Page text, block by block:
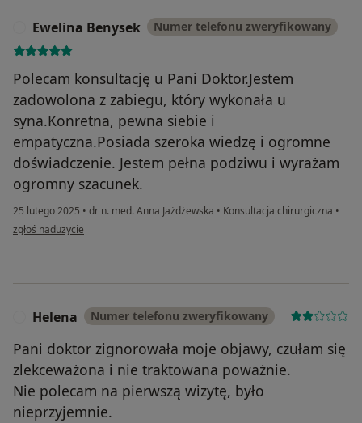
Ewelina Benysek Numer telefonu zweryfikowany
Polecam konsultację u Pani Doktor.Jestem
zadowolona z zabiegu, który wykonała u
syna.Konretna, pewna siebie i
empatyczna.Posiada szeroka wiedzę i ogromne
doświadczenie. Jestem pełna podziwu i wyrażam
ogromny szacunek.
25 lutego 2025 • dr n. med. Anna Jażdżewska • Konsultacja chirurgiczna •
w opinii użytkownika Ewelina Benysek
zgłoś nadużycie
Helena Numer telefonu zweryfikowany
Pani doktor zignorowała moje objawy, czułam się
zlekceważona i nie traktowana poważnie.
Nie polecam na pierwszą wizytę, było
nieprzyjemnie.